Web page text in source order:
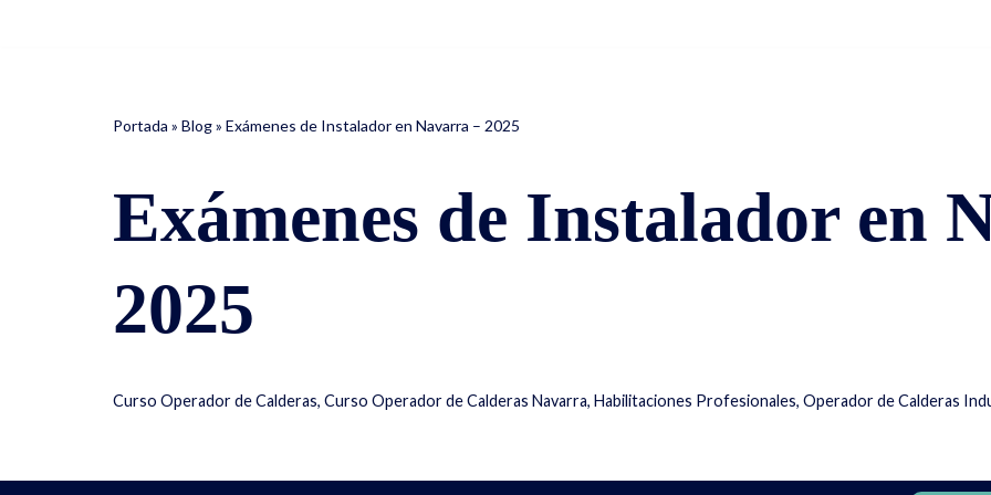
Portada » Blog» Exámenes de Instalador en Navarra – 2025
Exámenes de Instalador en
2025
Curso Operador de Calderas, Curso Operador de Calderas Navarra, Habilitaciones Profesionales, Operador de Calderas